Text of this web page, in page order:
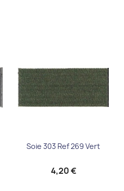
Soie 303 Ref 269 Vert
4,20 €